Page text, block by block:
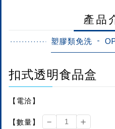
產品
塑膠類免洗
扣式透明食品盒
【電洽】
【數量】 － ＋